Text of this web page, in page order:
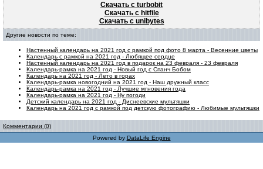
Скачать с turbobit
Скачать с hitfile
Скачать с unibytes
Другие новости по теме:
Настенный календарь на 2021 год с рамкой под фото 8 марта - Весенние цветы
Календарь с рамкой на 2021 год - Любящее сердце
Настенный календарь на 2021 год в подарок на 23 февраля - 23 февраля
Календарь-рамка на 2021 год - Новый год с Спанч Бобом
Календарь на 2021 год - Лето в горах
Календарь-рамка новогодний на 2021 год - Наш дружный класс
Календарь-рамка на 2021 год - Лучшие мгновения года
Календарь-рамка на 2021 год - Ну погоди
Детский календарь на 2021 год - Диснеевские мультяшки
Календарь на 2021 год с рамкой под детскую фотографию - Любимые мультяшки
Комментарии (0)
Powered by DataLife Engine